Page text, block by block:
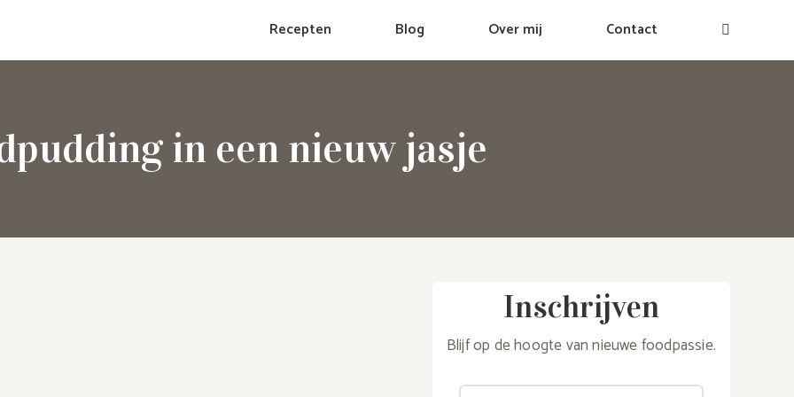
Recepten Blog Over mij Contact
in een nieuw jasje
Inschrijven
Blijf op de hoogte van nieuwe foodpassie.